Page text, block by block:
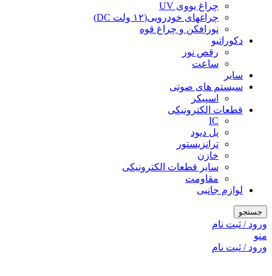
چراغ یووی UV
چراغهای خودرویی(۱۲ ولت DC)
نورافکن و چراغ قوه
دکوراتیو
رقص نور
ساعت
سایر
سیستم های صوتی
اسپیکر
قطعات الکترونیکی
IC
پل دیود
ترانزیستور
خازن
سایر قطعات الکترونیکی
مقاومت
لوازم جانبی
جستجو
ورود / ثبت نام
منو
ورود / ثبت نام